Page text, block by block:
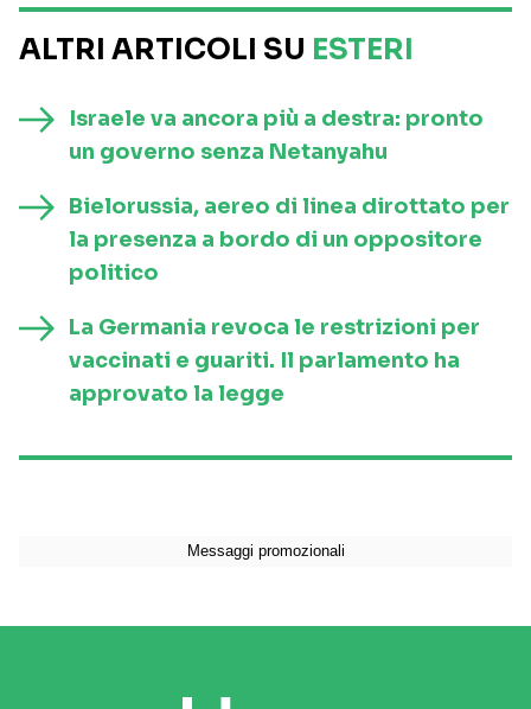
ALTRI ARTICOLI SU ESTERI
Israele va ancora più a destra: pronto
un governo senza Netanyahu
Bielorussia, aereo di linea dirottato per
la presenza a bordo di un oppositore
politico
La Germania revoca le restrizioni per
vaccinati e guariti. Il parlamento ha
approvato la legge